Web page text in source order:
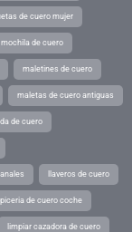
de cuero mujer
mochila de cuero
maletines de cuero
maletas de cuero antiguas
de cuero
llaveros de cuero
de cuero coche
limpiar cazadora de cuero